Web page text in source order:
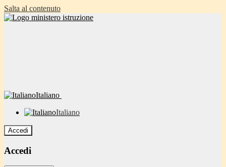
Salta al contenuto
Italiano
Italiano
Accedi
Accedi